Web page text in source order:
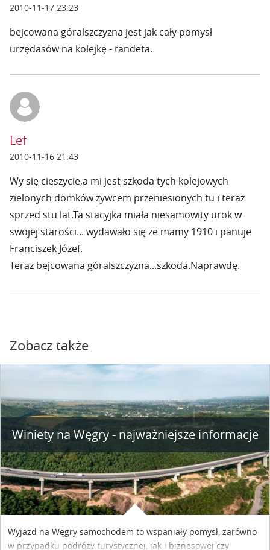
2010-11-17 23:23
bejcowana góralszczyzna jest jak cały pomysł
urzędasów na kolejkę - tandeta.
Lef
2010-11-16 21:43
Wy się cieszycie,a mi jest szkoda tych kolejowych
zielonych domków żywcem przeniesionych tu i teraz
sprzed stu lat.Ta stacyjka miała niesamowity urok w
swojej starości... wydawało się że mamy 1910 i panuje
Franciszek Józef.
Teraz bejcowana góralszczyzna...szkoda.Naprawdę.
Zobacz także
Winiety na Węgry - najważniejsze informacje
Wyjazd na Węgry samochodem to wspaniały pomysł, zarówno
w przypadku podróży turystycznej, jak i biznesowej czy